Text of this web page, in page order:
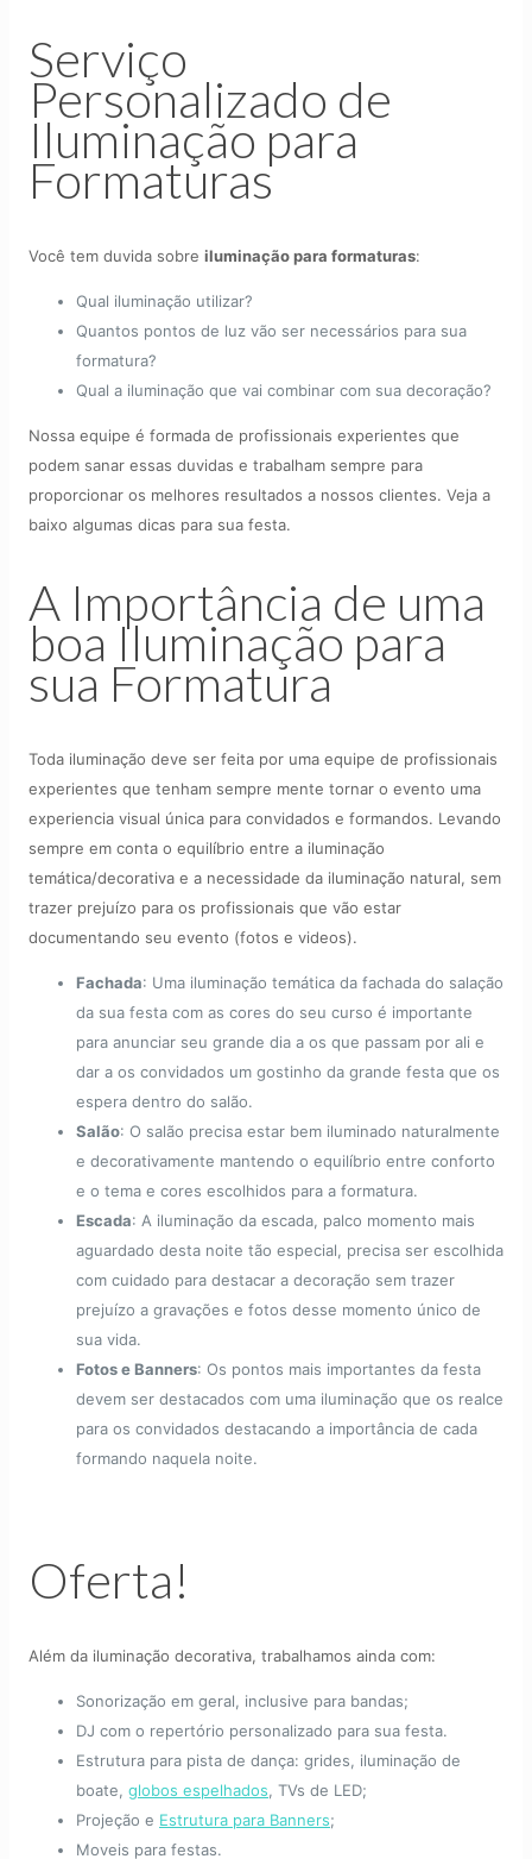
Serviço
Personalizado de
Iluminação para
Formaturas
Você tem duvida sobre iluminação para formaturas:
Qual iluminação utilizar?
Quantos pontos de luz vão ser necessários para sua
formatura?
Qual a iluminação que vai combinar com sua decoração?
Nossa equipe é formada de profissionais experientes que
podem sanar essas duvidas e trabalham sempre para
proporcionar os melhores resultados a nossos clientes. Veja a
baixo algumas dicas para sua festa.
A Importância de uma
boa Iluminação para
sua Formatura
Toda iluminação deve ser feita por uma equipe de profissionais
experientes que tenham sempre mente tornar o evento uma
experiencia visual única para convidados e formandos. Levando
sempre em conta o equilíbrio entre a iluminação
temática/decorativa e a necessidade da iluminação natural, sem
trazer prejuízo para os profissionais que vão estar
documentando seu evento (fotos e videos).
Fachada: Uma iluminação temática da fachada do salação
da sua festa com as cores do seu curso é importante
para anunciar seu grande dia a os que passam por ali e
dar a os convidados um gostinho da grande festa que os
espera dentro do salão.
Salão: O salão precisa estar bem iluminado naturalmente
e decorativamente mantendo o equilíbrio entre conforto
e o tema e cores escolhidos para a formatura.
Escada: A iluminação da escada, palco momento mais
aguardado desta noite tão especial, precisa ser escolhida
com cuidado para destacar a decoração sem trazer
prejuízo a gravações e fotos desse momento único de
sua vida.
Fotos e Banners: Os pontos mais importantes da festa
devem ser destacados com uma iluminação que os realce
para os convidados destacando a importância de cada
formando naquela noite.
Oferta!
Além da iluminação decorativa, trabalhamos ainda com:
Sonorização em geral, inclusive para bandas;
DJ com o repertório personalizado para sua festa.
Estrutura para pista de dança: grides, iluminação de
boate, globos espelhados, TVs de LED;
Projeção e Estrutura para Banners;
Moveis para festas.